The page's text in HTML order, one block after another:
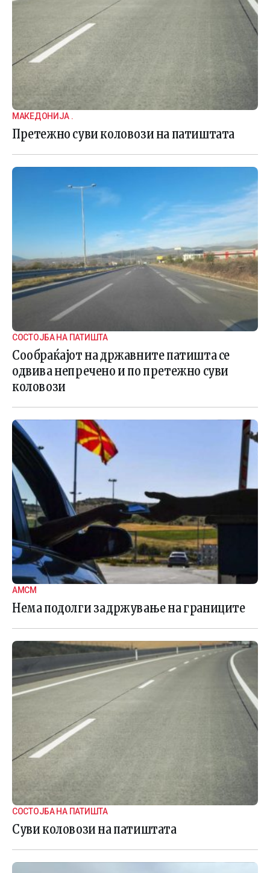
МАКЕДОНИЈА .
Претежно суви коловози на патиштата
СОСТОЈБА НА ПАТИШТА
Сообраќајот на државните патишта се
одвива непречено и по претежно суви
коловози
АМСМ
Нема подолги задржување на границите
СОСТОЈБА НА ПАТИШТА
Суви коловози на патиштата